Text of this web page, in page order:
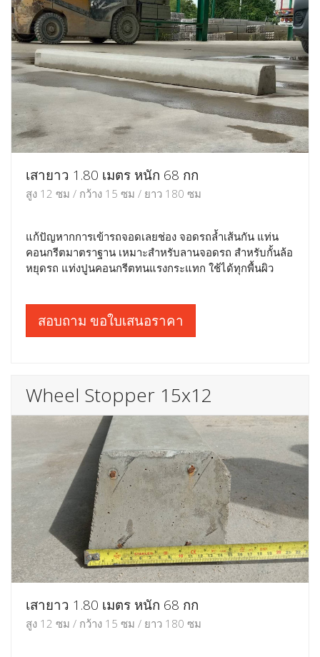
เสายาว 1.80 เมตร หนัก 68 กก
สูง 12 ซม / กว้าง 15 ซม / ยาว 180 ซม
แก้ปัญหากการเข้ารถจอดเลยช่อง จอดรถล้ำเส้นกัน แท่น
คอนกรีตมาตราฐาน เหมาะสำหรับลานจอดรถ สำหรับกั้นล้อ
หยุดรถ แท่งปูนคอนกรีตทนแรงกระแทก ใช้ได้ทุกพื้นผิว
สอบถาม ขอใบเสนอราคา
Wheel Stopper 15x12
เสายาว 1.80 เมตร หนัก 68 กก
สูง 12 ซม / กว้าง 15 ซม / ยาว 180 ซม